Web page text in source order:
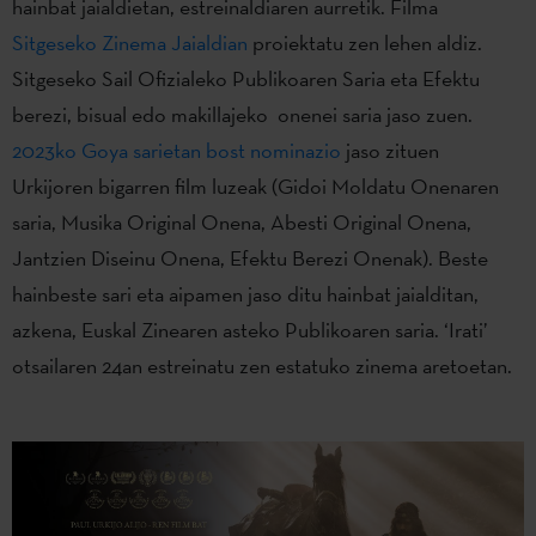
hainbat jaialdietan, estreinaldiaren aurretik. Filma
Sitgeseko Zinema Jaialdian proiektatu zen lehen aldiz.
Sitgeseko Sail Ofizialeko Publikoaren Saria eta Efektu
berezi, bisual edo makillajeko onenei saria jaso zuen.
2023ko Goya sarietan bost nominazio jaso zituen
Urkijoren bigarren film luzeak (Gidoi Moldatu Onenaren
saria, Musika Original Onena, Abesti Original Onena,
Jantzien Diseinu Onena, Efektu Berezi Onenak). Beste
hainbeste sari eta aipamen jaso ditu hainbat jaialditan,
azkena, Euskal Zinearen asteko Publikoaren saria. ‘Irati’
otsailaren 24an estreinatu zen estatuko zinema aretoetan.